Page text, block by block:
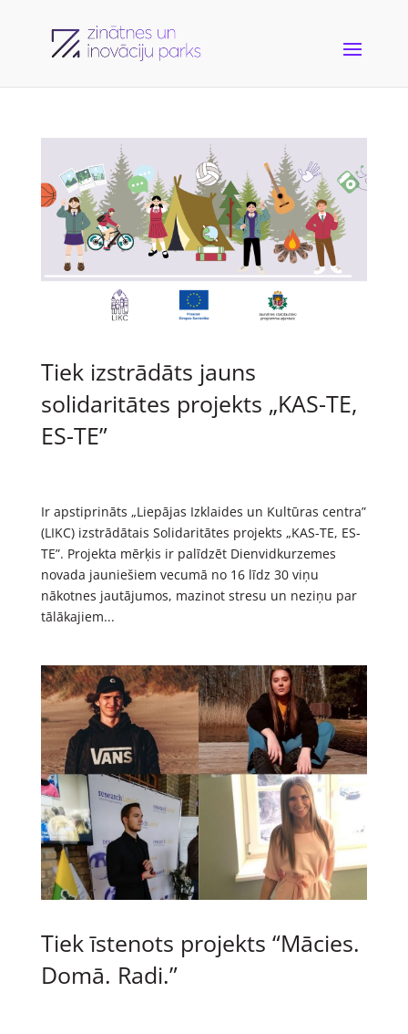
Tiek izstrādāts jauns
solidaritātes projekts „KAS-TE,
ES-TE”
Ir apstiprināts „Liepājas Izklaides un Kultūras centra”
(LIKC) izstrādātais Solidaritātes projekts „KAS-TE, ES-
TE”. Projekta mērķis ir palīdzēt Dienvidkurzemes
novada jauniešiem vecumā no 16 līdz 30 viņu
nākotnes jautājumos, mazinot stresu un neziņu par
tālākajiem...
Tiek īstenots projekts “Mācies.
Domā. Radi.”